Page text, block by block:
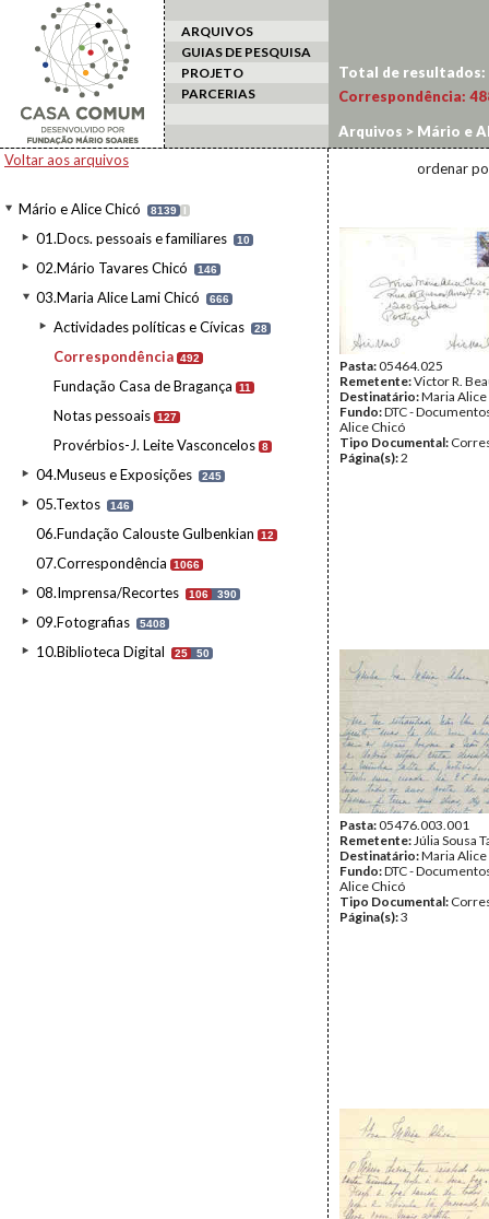
ARQUIVOS
GUIAS DE PESQUISA
PROJETO
PARCERIAS
Voltar aos arquivos
Mário e Alice Chicó 8139 I
01.Docs. pessoais e familiares 10
02.Mário Tavares Chicó 146
03.Maria Alice Lami Chicó 666
Actividades políticas e Cívicas 28
Correspondência 492
Fundação Casa de Bragança 11
Notas pessoais 127
Provérbios-J. Leite Vasconcelos 8
04.Museus e Exposições 245
05.Textos 146
06.Fundação Calouste Gulbenkian 12
07.Correspondência 1066
08.Imprensa/Recortes 106 390
09.Fotografias 5408
10.Biblioteca Digital 25 50
Total de resultados:
Correspondência:
Arquivos > Mário e
ordenar
Pasta:05464.025
Remetente:Victor R.
Destinatário:Maria Alice
Fundo:DTC -
Alice Chicó
Tipo Documental:
Página(s):2
Pasta:05476.003.001
Remetente:Júlia Sousa
Destinatário:Maria Alice
Fundo:DTC -
Alice Chicó
Tipo Documental:
Página(s):3